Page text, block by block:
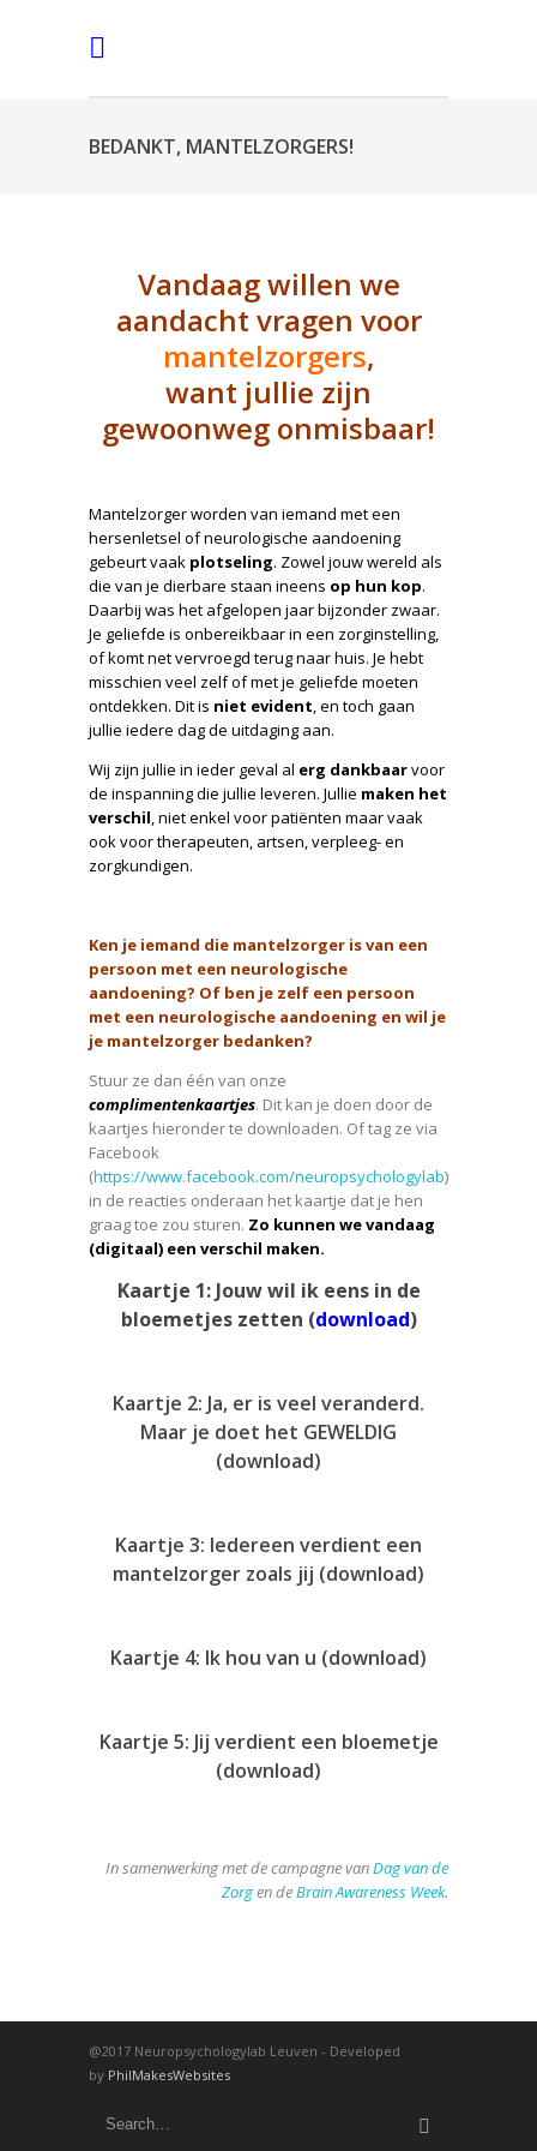
BEDANKT, MANTELZORGERS!
Vandaag willen we
aandacht vragen voor
mantelzorgers,
want jullie zijn
gewoonweg onmisbaar!
Mantelzorger worden van iemand met een
hersenletsel of neurologische aandoening
gebeurt vaak plotseling. Zowel jouw wereld als
die van je dierbare staan ineens op hun kop.
Daarbij was het afgelopen jaar bijzonder zwaar.
Je geliefde is onbereikbaar in een zorginstelling,
of komt net vervroegd terug naar huis. Je hebt
misschien veel zelf of met je geliefde moeten
ontdekken. Dit is niet evident, en toch gaan
jullie iedere dag de uitdaging aan.
Wij zijn jullie in ieder geval al erg dankbaarvoor
de inspanning die jullie leveren. Jullie maken het
verschil, niet enkel voor patiënten maar vaak
ook voor therapeuten, artsen, verpleeg- en
zorgkundigen.
Ken je iemand die mantelzorger is van een
persoon met een neurologische
aandoening? Of ben je zelf een persoon
met een neurologische aandoening en wil je
je mantelzorger bedanken?
Stuur ze dan één van onze
complimentenkaartjes. Dit kan je doen door de
kaartjes hieronder te downloaden. Of tag ze via
Facebook
(https://www.facebook.com/neuropsychologylab)
in de reacties onderaan het kaartje dat je hen
graag toe zou sturen. Zo kunnen we vandaag
(digitaal) een verschil maken.
Kaartje 1: Jouw wil ik eens in de
bloemetjes zetten (download)
Kaartje 2: Ja, er is veel veranderd.
Maar je doet het GEWELDIG
(download)
Kaartje 3: Iedereen verdient een
mantelzorger zoals jij (download)
Kaartje 4: Ik hou van u (download)
Kaartje 5: Jij verdient een bloemetje
(download)
In samenwerking met de campagne vanDag van de
Zorgen deBrain Awareness Week.
@2017 Neuropsychologylab Leuven - Developed
by PhilMakesWebsites